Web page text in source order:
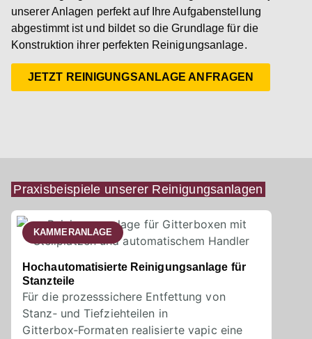
unserer Anlagen perfekt auf Ihre Aufgabenstellung
abgestimmt ist und bildet so die Grundlage für die
Konstruktion ihrer perfekten Reinigungsanlage.
JETZT REINIGUNGSANLAGE ANFRAGEN
Praxisbeispiele unserer Reinigungsanlagen
KAMMERANLAGE
Hochautomatisierte Reinigungsanlage für
Stanzteile
Für die prozesssichere Entfettung von
Stanz‑ und Tiefziehteilen in
Gitterbox‑Formaten realisierte vapic eine